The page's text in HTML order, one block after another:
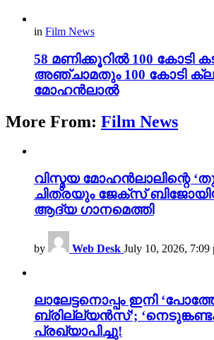
in Film News
58 മണിക്കൂറിൽ 100 കോടി
അഞ്ചാമതും 100 കോടി
മോഹൻലാൽ
More From: Film News
വിസ്മയ മോഹൻലാലിന്റെ
ചിത്രയും ജേക്സ്
ആദ്യ ഗാനമെത്തി
by Web Desk July 10, 2026, 7:09
ലാലേട്ടനൊപ്പം ഇനി
ബ്രില്ല്യൻസ്’; ‘നെടുങ്കണ്ടം
പ്രഖ്യാപിച്ചു!